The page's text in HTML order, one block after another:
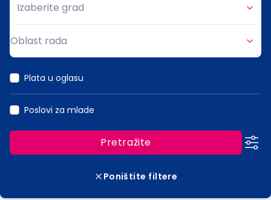
Grad
Izaberite grad
Oblast rada
Plata u oglasu
Poslovi za mlade
Pretražite
Poništite filtere